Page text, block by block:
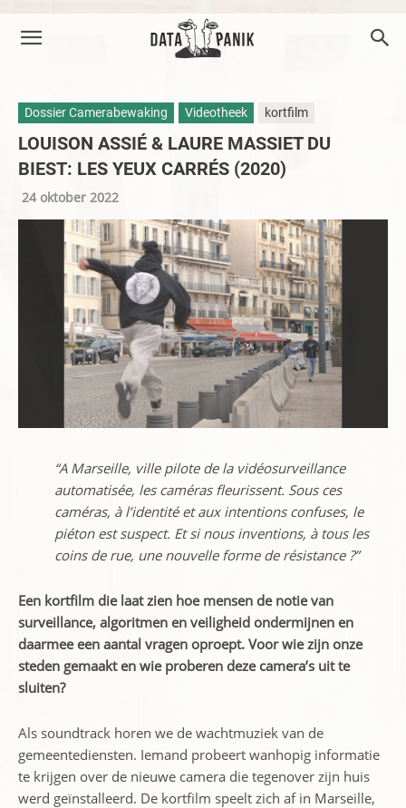
Dossier Camerabewaking Videotheek kortfilm
LOUISON ASSIÉ & LAURE MASSIET DU
BIEST: LES YEUX CARRÉS (2020)
24 oktober 2022
“A Marseille, ville pilote de la vidéosurveillance
automatisée, les caméras fleurissent. Sous ces
caméras, à l’identité et aux intentions confuses, le
piéton est suspect. Et si nous inventions, à tous les
coins de rue, une nouvelle forme de résistance ?”
Een kortfilm die laat zien hoe mensen de notie van
surveillance, algoritmen en veiligheid ondermijnen en
daarmee een aantal vragen oproept. Voor wie zijn onze
steden gemaakt en wie proberen deze camera’s uit te
sluiten?
Als soundtrack horen we de wachtmuziek van de
gemeentediensten. Iemand probeert wanhopig informatie
te krijgen over de nieuwe camera die tegenover zijn huis
werd geïnstalleerd. De kortfilm speelt zich af in Marseille,